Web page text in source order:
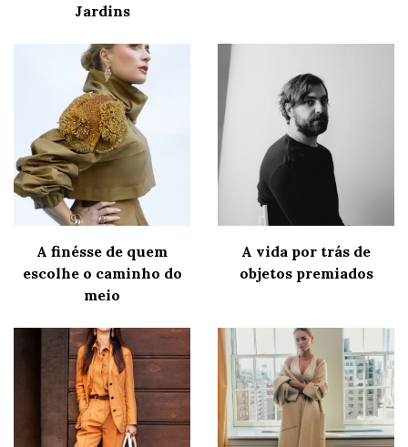
Jardins
A finésse de quem
escolhe o caminho do
meio
A vida por trás de
objetos premiados